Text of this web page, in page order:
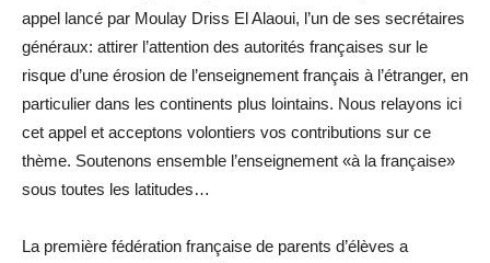
appel lancé par Moulay Driss El Alaoui, l’un de ses secrétaires
généraux: attirer l’attention des autorités françaises sur le
risque d’une érosion de l’enseignement français à l’étranger, en
particulier dans les continents plus lointains. Nous relayons ici
cet appel et acceptons volontiers vos contributions sur ce
thème. Soutenons ensemble l’enseignement «à la française»
sous toutes les latitudes…
La première fédération française de parents d’élèves a